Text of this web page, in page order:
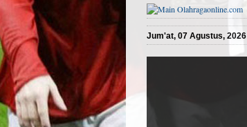
Jum'at, 07 Agustus, 2026